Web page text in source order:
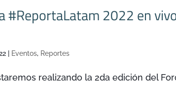
#ReportaLatam 2022 en
Eventos, Reportes
realizando la 2da edición del